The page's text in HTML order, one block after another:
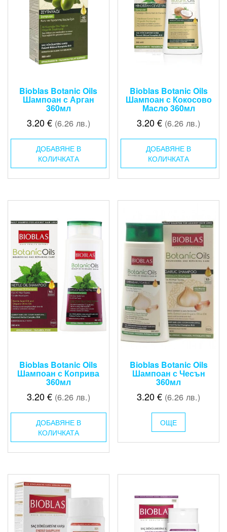
Bioblas Botanic Oils
Шампоан с Арган
360мл
3.20€(6.26 лв.)
ДОБАВЯНЕ В
КОЛИЧКАТА
Bioblas Botanic Oils
Шампоан с Кокосово
Масло 360мл
3.20€ (6.26 лв.)
ДОБАВЯНЕ В
КОЛИЧКАТА
Bioblas Botanic Oils
Шампоан с Коприва
360мл
3.20€(6.26 лв.)
ДОБАВЯНЕ В
КОЛИЧКАТА
Bioblas Botanic Oils
Шампоан с Чесън
360мл
3.20€ (6.26 лв.)
ОЩЕ